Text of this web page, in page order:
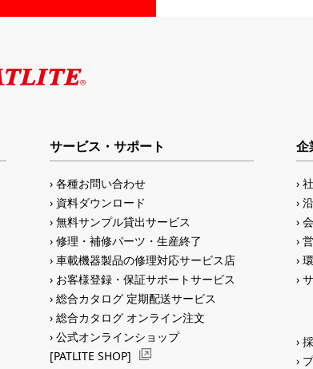
サービス・サポート
各種お問い合わせ
資料ダウンロード
無料サンプル貸出サービス
修理・補修パーツ・生産終了
車載機器製品の修理対応サービス店
お客様登録・保証サポートサービス
総合カタログ 定期配送サービス
総合カタログ オンライン注文
公式オンラインショップ
[PATLITE SHOP]
企